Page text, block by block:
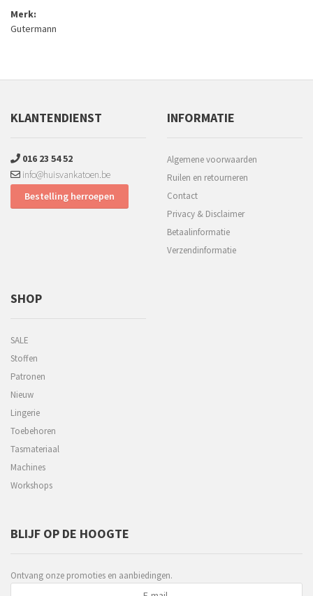
Merk:
Gutermann
KLANTENDIENST
016 23 54 52
info@huisvankatoen.be
Bestelling herroepen
INFORMATIE
Algemene voorwaarden
Ruilen en retourneren
Contact
Privacy & Disclaimer
Betaalinformatie
Verzendinformatie
SHOP
SALE
Stoffen
Patronen
Nieuw
Lingerie
Toebehoren
Tasmateriaal
Machines
Workshops
BLIJF OP DE HOOGTE
Ontvang onze promoties en aanbiedingen.